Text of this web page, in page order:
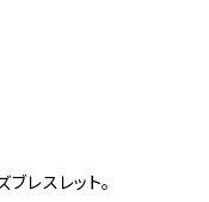
レスレット。